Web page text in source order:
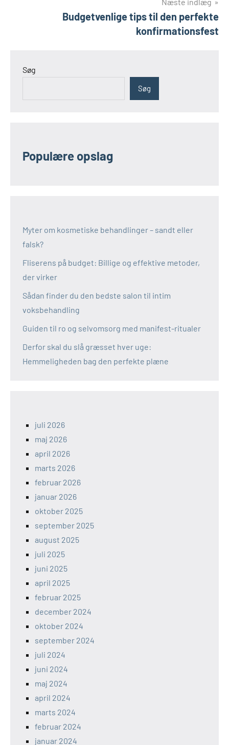
Budgetvenlige tips til den perfekte
konfirmationsfest
Søg
Søg
Populære opslag
Myter om kosmetiske behandlinger – sandt eller
falsk?
Fliserens på budget: Billige og effektive metoder,
der virker
Sådan finder du den bedste salon til intim
voksbehandling
Guiden til ro og selvomsorg med manifest-ritualer
Derfor skal du slå græsset hver uge:
Hemmeligheden bag den perfekte plæne
juli 2026
maj 2026
april 2026
marts 2026
februar 2026
januar 2026
oktober 2025
september 2025
august 2025
juli 2025
juni 2025
april 2025
februar 2025
december 2024
oktober 2024
september 2024
juli 2024
juni 2024
maj 2024
april 2024
marts 2024
februar 2024
januar 2024